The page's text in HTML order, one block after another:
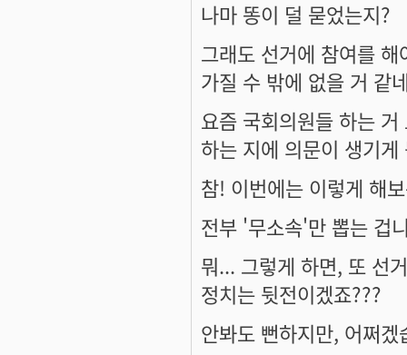
나마 똥이 덜 묻었는지?
그래도 선거에 참여를
가질 수 밖에 없을 거 같
요즘 국회의원들 하는
하는 지에 의문이 생기게
참! 이번에는 이렇게 해
전부 '무소속'만 뽑는 겁
뭐... 그렇게 하면, 또 선
정치는 뒷전이겠죠???
안봐도 뻔하지만, 어쩌겠